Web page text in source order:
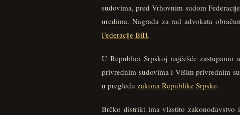
sudovima, pred Vrhovnim sudom
uredima. Nagrada za rad advokata
Federacije BiH.
U Republici Srpskoj najčešće zastupamo u
privrednim sudovima i Višim privrednim
u pregledu zakona Republike Srpske.
Brčko distrikt ima vlastito